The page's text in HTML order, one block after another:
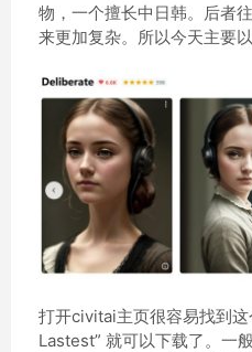
物，一个擅长中日韩。后者
来更加复杂。所以今天主要
打开civitai主页很容易找到
Lastest” 就可以下载了。一